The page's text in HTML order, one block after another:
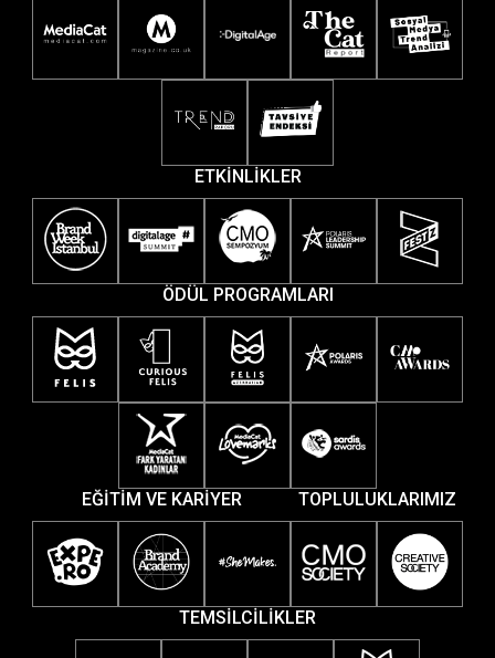
ETKİNLİKLER
ÖDÜL PROGRAMLARI
EĞİTİM VE KARİYER TOPLULUKLARIMIZ
TEMSİLCİLİKLER